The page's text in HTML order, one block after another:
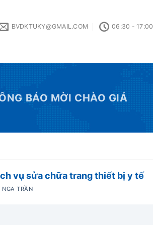
BVDKTUKY@GMAIL.COM 06:30 - 17:00
BÁO MỜI CHÀO GIÁ
vụ sửa chữa trang thiết bị y tế
NGA TRẦN